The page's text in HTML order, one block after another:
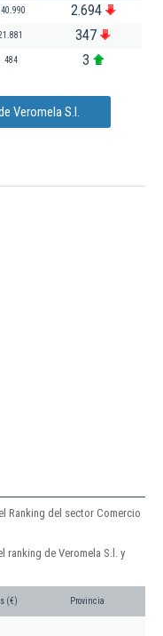
2.694
347
484 3
Veromela S.l.
Ranking del sector Comercio
de Veromela S.l. y
(€) Provincia